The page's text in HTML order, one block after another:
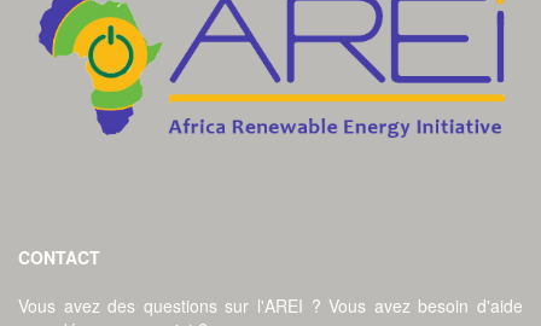
CONTACT
Vous avez des questions sur l'AREI ? Vous avez besoin d'aide